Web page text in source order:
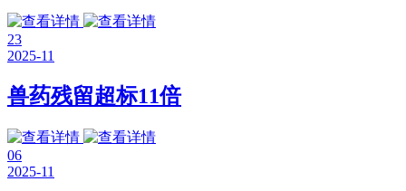
23
2025-11
兽药残留超标11倍
06
2025-11